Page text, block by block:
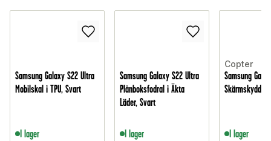
Samsung Galaxy S22 Ultra
Mobilskal i TPU, Svart
I lager
Samsung Galaxy S22 Ultra
Plånboksfodral i Äkta
Läder, Svart
I lager
Copter
Samsung
Skärmskydd
I lager